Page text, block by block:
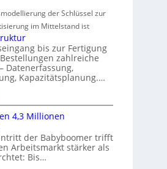
r
a
c
h
u
e
s
s
u
n
g
n
d
Z
u
s
der Schlüssel zur
im Mittelstand ist
bis zur Fertigung
zahlreiche
Datenerfassung,
Kapazitätsplanung.…
4,3 Millionen
der Babyboomer trifft
Arbeitsmarkt stärker als
Bis…